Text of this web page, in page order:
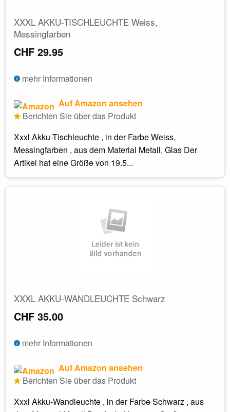
XXXL AKKU-TISCHLEUCHTE Weiss,
Messingfarben
CHF 29.95
mehr Informationen
Auf Amazon ansehen
Berichten Sie über das Produkt
Xxxl Akku-Tischleuchte , in der Farbe Weiss,
Messingfarben , aus dem Material Metall, Glas Der
Artikel hat eine Größe von 19.5...
XXXL AKKU-WANDLEUCHTE Schwarz
CHF 35.00
mehr Informationen
Auf Amazon ansehen
Berichten Sie über das Produkt
Xxxl Akku-Wandleuchte , in der Farbe Schwarz , aus